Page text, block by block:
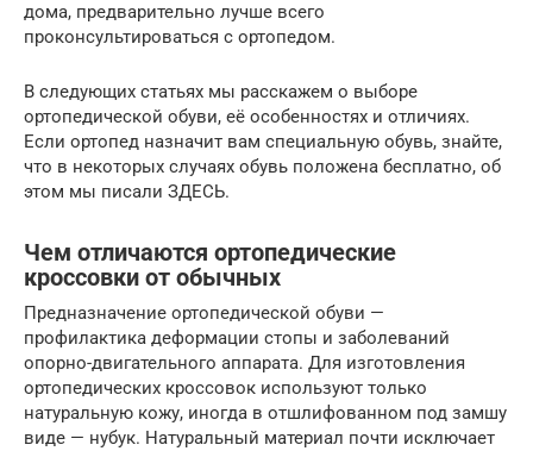
дома, предварительно лучше всего
проконсультироваться с ортопедом.
В следующих статьях мы расскажем о выборе
ортопедической обуви, её особенностях и отличиях.
Если ортопед назначит вам специальную обувь, знайте,
что в некоторых случаях обувь положена бесплатно, об
этом мы писали ЗДЕСЬ.
Чем отличаются ортопедические
кроссовки от обычных
Предназначение ортопедической обуви —
профилактика деформации стопы и заболеваний
опорно-двигательного аппарата. Для изготовления
ортопедических кроссовок используют только
натуральную кожу, иногда в отшлифованном под замшу
виде — нубук. Натуральный материал почти исключает